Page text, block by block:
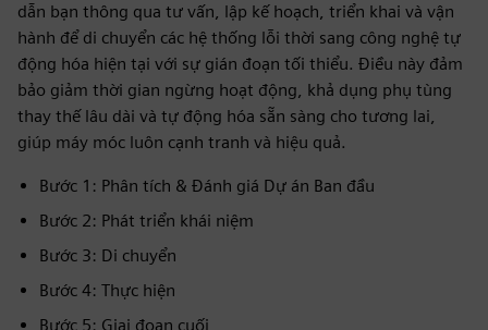
dẫn bạn thông qua tư vấn, lập kế hoạch, triển khai và vận
hành để di chuyển các hệ thống lỗi thời sang công nghệ tự
động hóa hiện tại với sự gián đoạn tối thiểu. Điều này đảm
bảo giảm thời gian ngừng hoạt động, khả dụng phụ tùng
thay thế lâu dài và tự động hóa sẵn sàng cho tương lai,
giúp máy móc luôn cạnh tranh và hiệu quả.
Bước 1: Phân tích & Đánh giá Dự án Ban đầu
Bước 2: Phát triển khái niệm
Bước 3: Di chuyển
Bước 4: Thực hiện
Bước 5: Giai đoạn cuối